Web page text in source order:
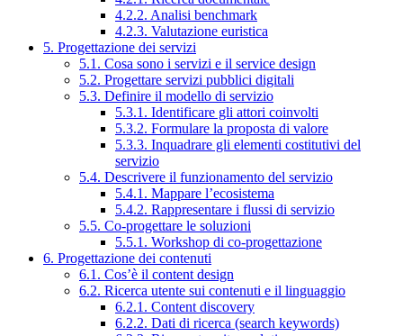
4.2.2. Analisi benchmark
4.2.3. Valutazione euristica
5. Progettazione dei servizi
5.1. Cosa sono i servizi e il service design
5.2. Progettare servizi pubblici digitali
5.3. Definire il modello di servizio
5.3.1. Identificare gli attori coinvolti
5.3.2. Formulare la proposta di valore
5.3.3. Inquadrare gli elementi costitutivi del
servizio
5.4. Descrivere il funzionamento del servizio
5.4.1. Mappare l’ecosistema
5.4.2. Rappresentare i flussi di servizio
5.5. Co-progettare le soluzioni
5.5.1. Workshop di co-progettazione
6. Progettazione dei contenuti
6.1. Cos’è il content design
6.2. Ricerca utente sui contenuti e il linguaggio
6.2.1. Content discovery
6.2.2. Dati di ricerca (search keywords)